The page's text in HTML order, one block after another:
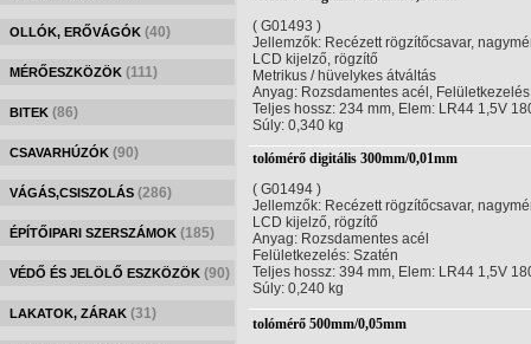
OLLÓK, ERŐVÁGÓK (40)
MÉRŐESZKÖZÖK (111)
BITEK (86)
CSAVARHÚZÓK (90)
VÁGÁS,CSISZOLÁS (286)
ÉPÍTŐIPARI SZERSZÁMOK (185)
VÉDŐ ÉS JELÖLŐ ESZKÖZÖK (90)
LAKATOK, ZÁRAK (31)
( G01493 )
Jellemzők: Recézett rögzítőcsavar,
LCD kijelző, rögzítő
Metrikus / hüvelykes átváltás
Anyag: Rozsdamentes acél,
Teljes hossz: 234 mm, Elem: LR44 1,5V
Súly: 0,340 kg
tolómérő digitális 300mm/0,01mm
( G01494 )
Jellemzők: Recézett rögzítőcsavar,
LCD kijelző, rögzítő
Anyag: Rozsdamentes acél
Felületkezelés: Szatén
Teljes hossz: 394 mm, Elem: LR44 1,5V
Súly: 0,240 kg
tolómérő 500mm/0,05mm